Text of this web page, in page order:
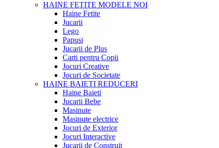
HAINE FETITE MODELE NOI
Haine Fetite
Jucarii
Lego
Papusi
Jucarii de Plus
Carti pentru Copii
Jocuri Creative
Jocuri de Societate
HAINE BAIETI REDUCERI
Haine Baieti
Jucarii Bebe
Masinute
Masinute electrice
Jocuri de Exterior
Jocuri Interactive
Jucarii de Construit